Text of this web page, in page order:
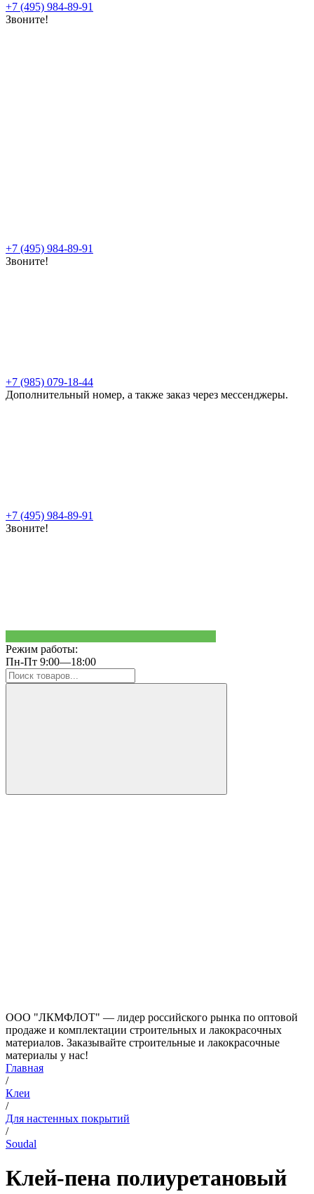
+7 (495) 984-89-91
Звоните!
+7 (495) 984-89-91
Звоните!
+7 (985) 079-18-44
Дополнительный номер, а также заказ через мессенджеры.
+7 (495) 984-89-91
Звоните!
Режим работы:
Пн-Пт 9:00—18:00
ООО "ЛКМФЛОТ" — лидер российского рынка по оптовой
продаже и комплектации строительных и лакокрасочных
материалов. Заказывайте строительные и лакокрасочные
материалы у нас!
Главная
/
Клеи
/
Для настенных покрытий
/
Soudal
Клей-пена полиуретановый